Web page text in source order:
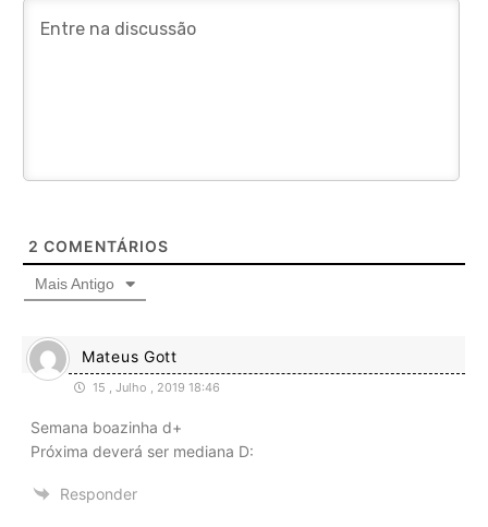
2 COMENTÁRIOS
Mais Antigo
Mateus Gott
15 , Julho , 2019 18:46
Semana boazinha d+
Próxima deverá ser mediana D:
Responder